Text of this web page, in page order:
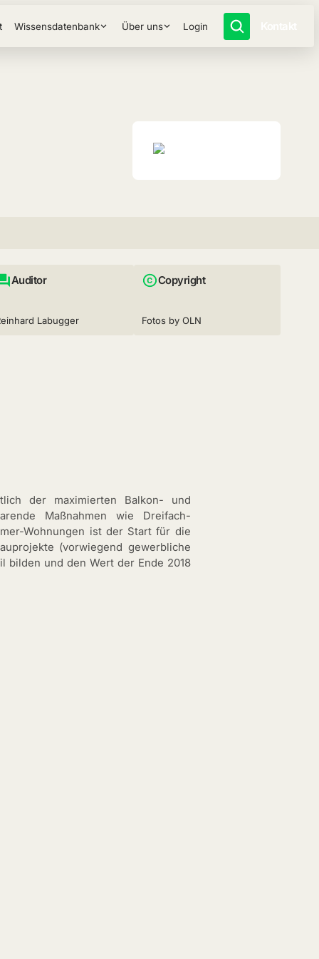
Wissensdatenbank Über uns Login
Auditor
Labugger
Copyright
Fotos by OLN
der maximierten Balkon- und
Maßnahmen wie Dreifach-
Wohnungen ist der Start für die
(vorwiegend gewerbliche
bilden und den Wert der Ende 2018